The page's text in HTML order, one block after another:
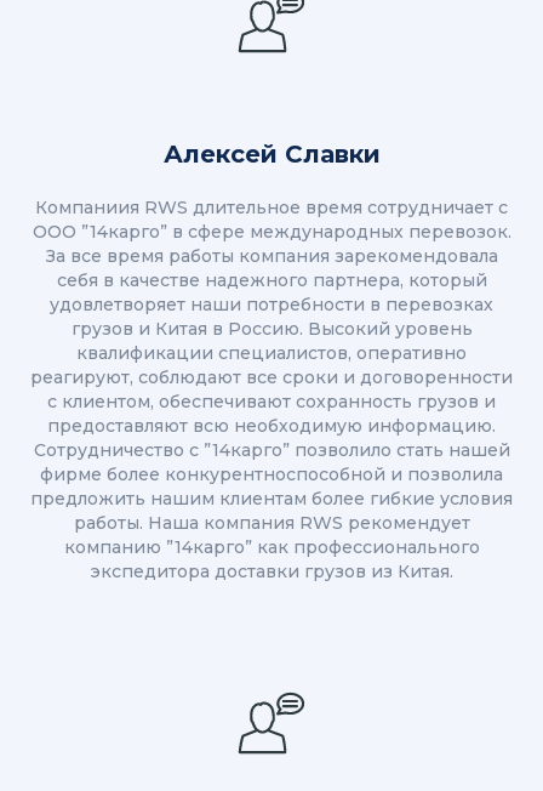
Алексей Славки
Компаниия RWS длительное время сотрудничает с
ООО ”14карго” в сфере международных перевозок.
За все время работы компания зарекомендовала
себя в качестве надежного партнера, который
удовлетворяет наши потребности в перевозках
грузов и Китая в Россию. Высокий уровень
квалификации специалистов, оперативно
реагируют, соблюдают все сроки и договоренности
с клиентом, обеспечивают сохранность грузов и
предоставляют всю необходимую информацию.
Сотрудничество с ”14карго” позволило стать нашей
фирме более конкурентноспособной и позволила
предложить нашим клиентам более гибкие условия
работы. Наша компания RWS рекомендует
компанию ”14карго” как профессионального
экспедитора доставки грузов из Китая.